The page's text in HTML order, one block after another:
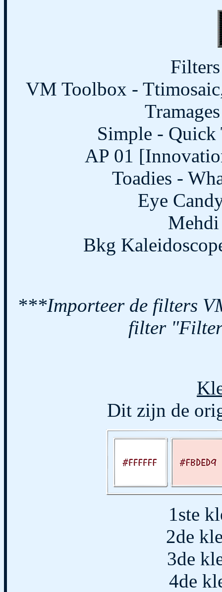
VM Toolbox -
Simple -
AP 01
Toadies -
Eye
Bkg
***Importeer de filters
filter
Dit zijn de
1ste
2de
3de
4de